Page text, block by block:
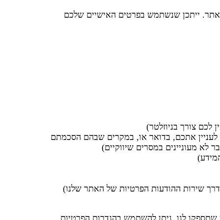
ייתכן שנשתמש בפרטים האישיים שלכם
לכם צורך בניוזלטר)
לעניין אתכם, בדואר או, במקרים שבהם הסכמתם
לא מעוניינים במסרים שיווקיים)
שירות ההודעות הפרטיות של האתר שלנו)